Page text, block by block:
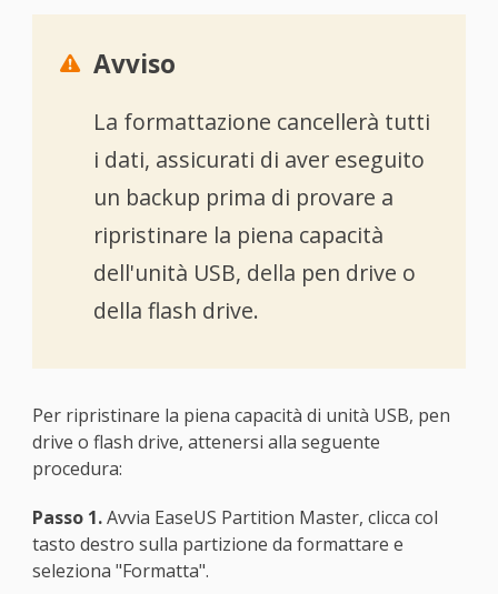
 Avviso
La formattazione cancellerà tutti
i dati, assicurati di aver eseguito
un backup prima di provare a
ripristinare la piena capacità
dell'unità USB, della pen drive o
della flash drive.
Per ripristinare la piena capacità di unità USB, pen
drive o flash drive, attenersi alla seguente
procedura:
Passo 1.Avvia EaseUS Partition Master, clicca col
tasto destro sulla partizione da formattare e
seleziona "Formatta".